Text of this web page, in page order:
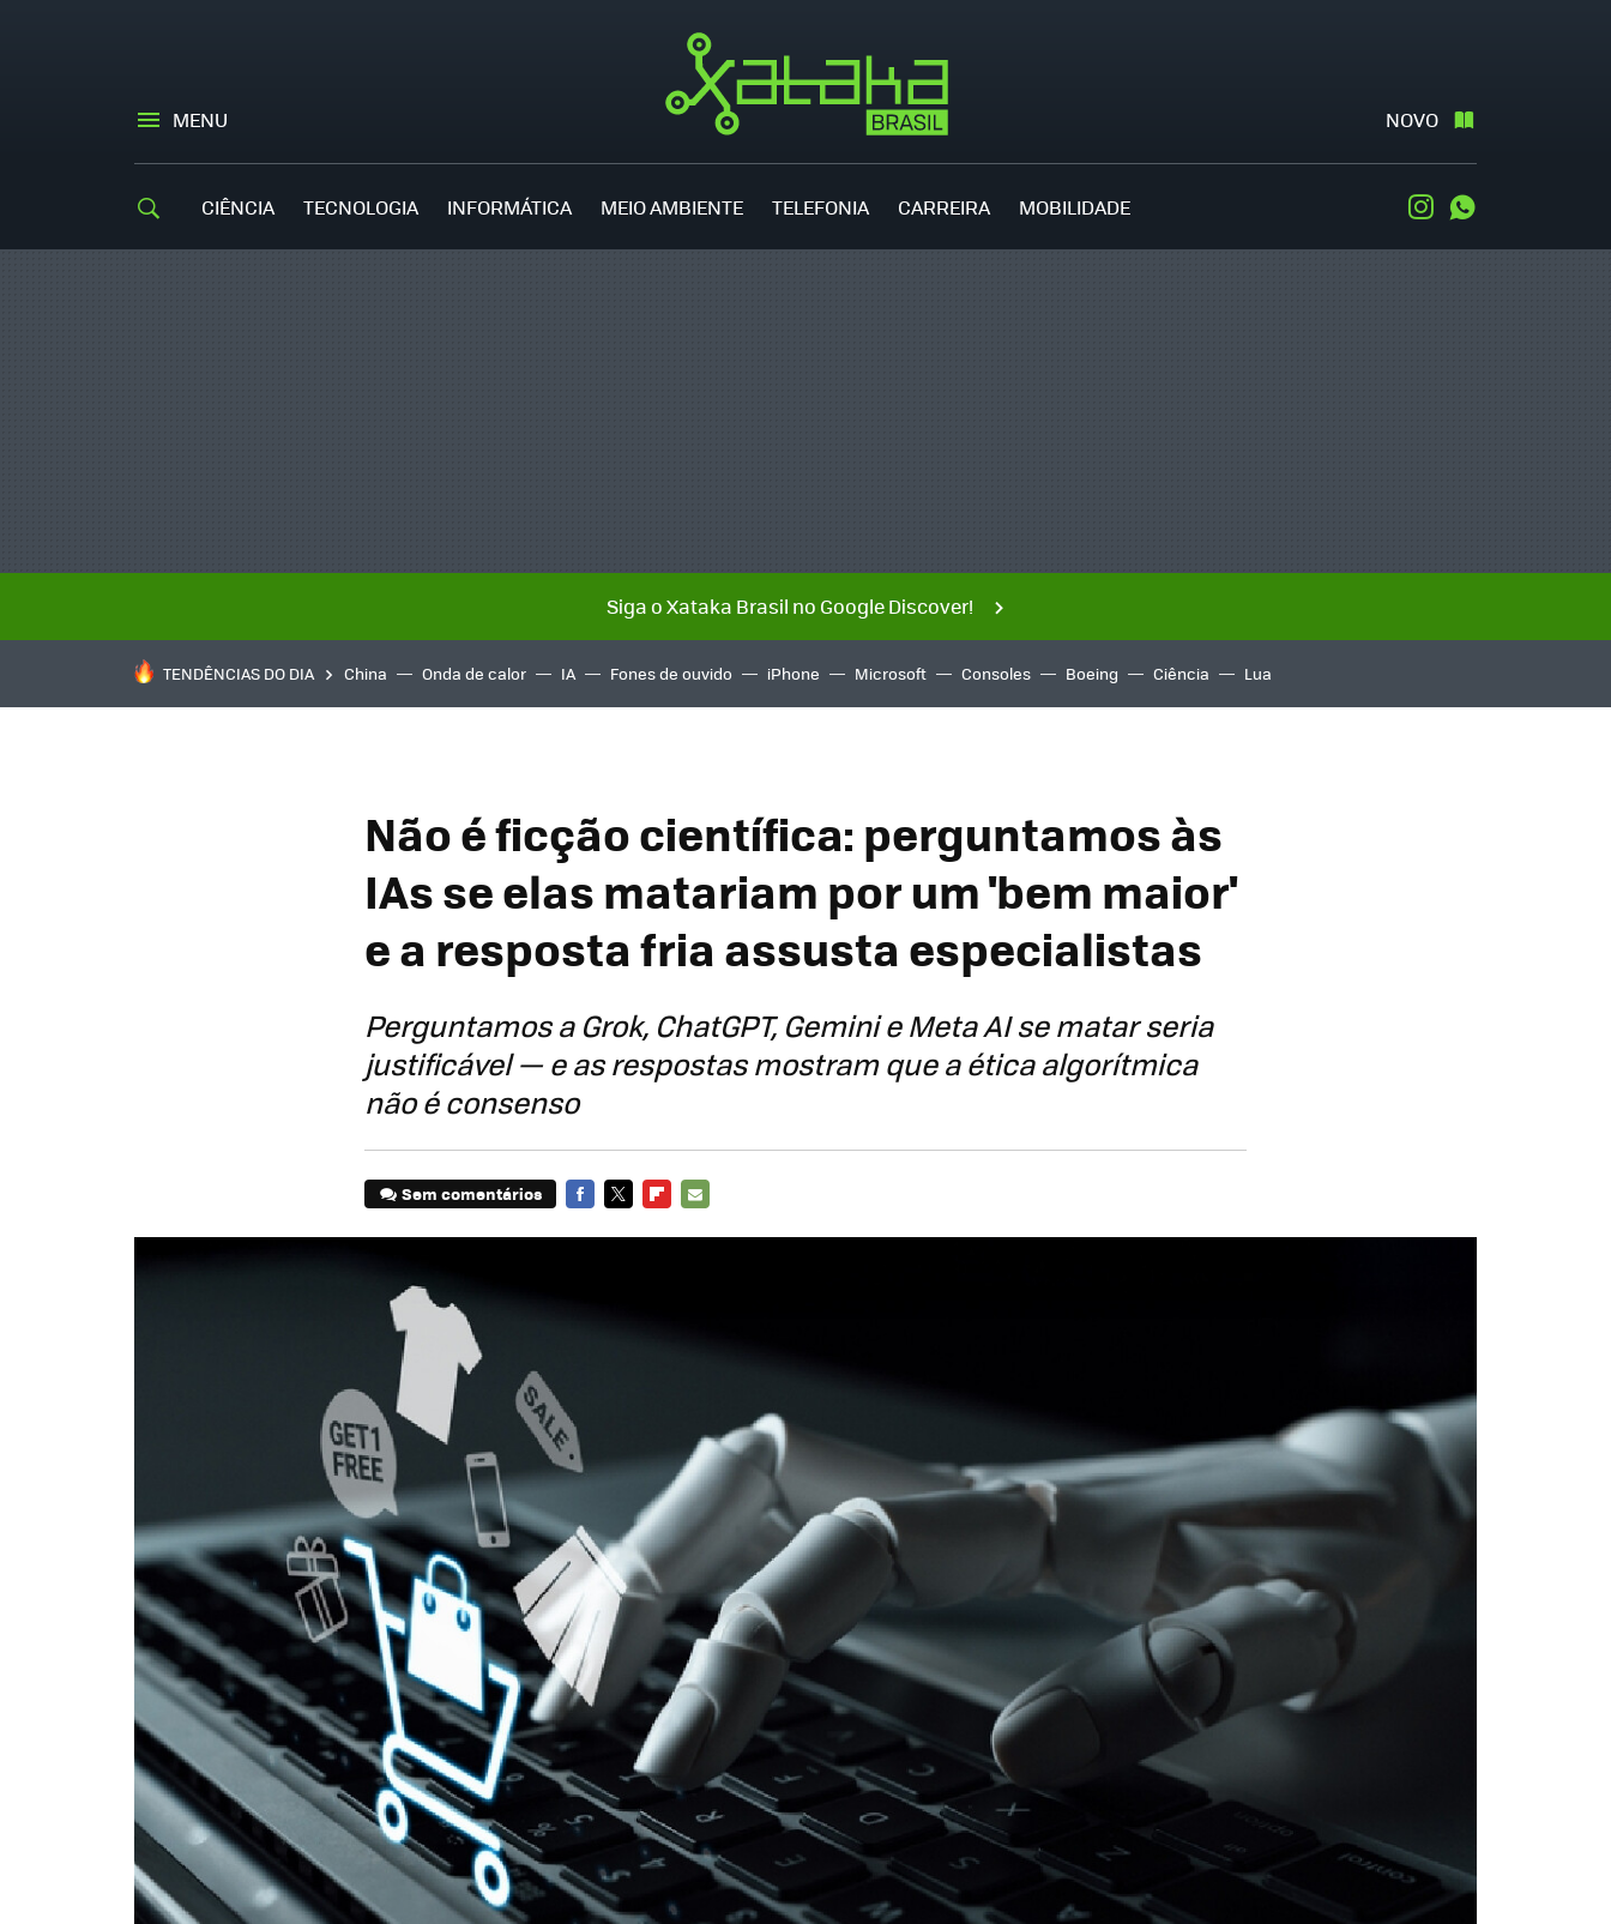
MENU NOVO
CIÊNCIA TECNOLOGIA INFORMÁTICA MEIO AMBIENTE TELEFONIA CARREIRA MOBILIDADE Instagram
Siga o Xataka Brasil no Google Discover!
TENDÊNCIAS DO DIA China Onda de calor IA Fones de ouvido iPhone Microsoft Consoles Boeing Ciência Lua
Não é ficção científica: perguntamos às
IAs se elas matariam por um 'bem maior'
e a resposta fria assusta especialistas
Perguntamos a Grok, ChatGPT, Gemini e Meta AI se matar seria
justificável — e as respostas mostram que a ética algorítmica
não é consenso
Sem comentários